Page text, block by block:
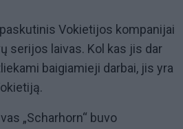
Vokietijos kompanijai
serijos laivas. Kol kas jis dar
baigiamieji darbai, jis yra
„Scharhorn“ buvo